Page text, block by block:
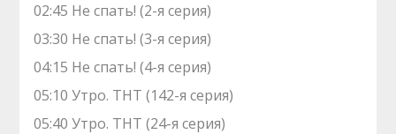
02:45 Не спать! (2-я серия)
03:30 Не спать! (3-я серия)
04:15 Не спать! (4-я серия)
05:10 Утро. ТНТ (142-я серия)
05:40 Утро. ТНТ (24-я серия)